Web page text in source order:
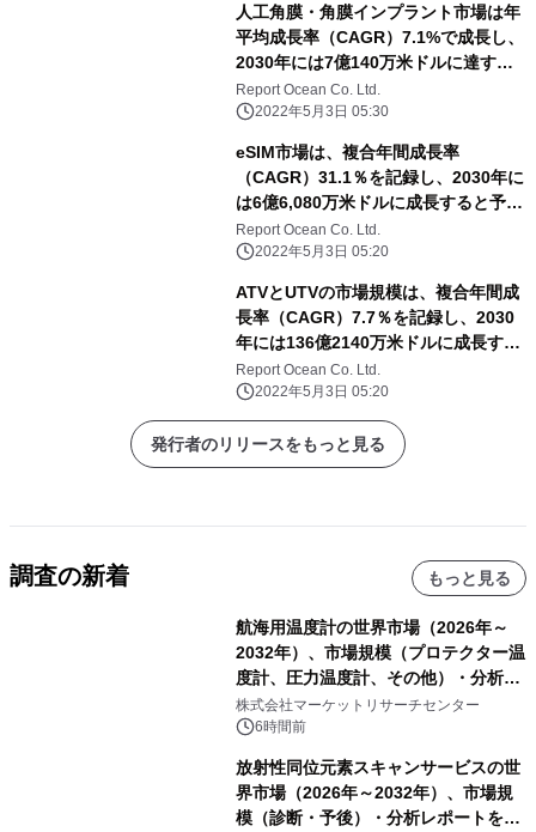
人工角膜・角膜インプラント市場は年
平均成長率（CAGR）7.1%で成長し、
2030年には7億140万米ドルに達する
と予測される
Report Ocean Co. Ltd.
2022年5月3日 05:30
eSIM市場は、複合年間成長率
（CAGR）31.1％を記録し、2030年に
は6億6,080万米ドルに成長すると予測
される
Report Ocean Co. Ltd.
2022年5月3日 05:20
ATVとUTVの市場規模は、複合年間成
長率（CAGR）7.7％を記録し、2030
年には136億2140万米ドルに成長する
と予測される
Report Ocean Co. Ltd.
2022年5月3日 05:20
発行者のリリースをもっと見る
調査の新着 もっと見る
航海用温度計の世界市場（2026年～
2032年）、市場規模（プロテクター温
度計、圧力温度計、その他）・分析レ
ポートを発表
株式会社マーケットリサーチセンター
6時間前
放射性同位元素スキャンサービスの世
界市場（2026年～2032年）、市場規
模（診断・予後）・分析レポートを発